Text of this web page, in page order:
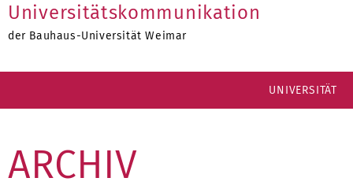
Universitätskommunikation
der Bauhaus-Universität Weimar
UNIVERSITÄT
ARCHIV